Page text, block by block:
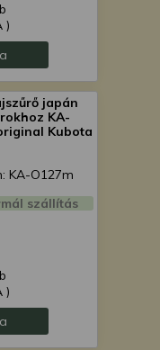
)
japán
KA-
Kubota
KA-O127m
szállítás
)